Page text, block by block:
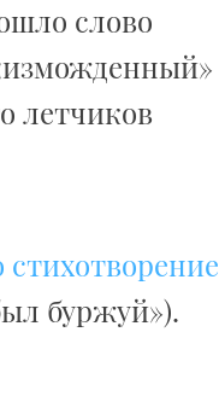
слово
летчиков
стихотворение
буржуй»).